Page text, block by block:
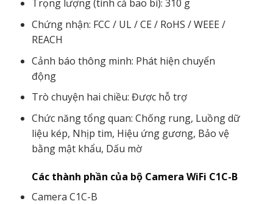
Trọng lượng (tính cả bao bì): 310 g
Chứng nhận: FCC / UL / CE / RoHS / WEEE /
REACH
Cảnh báo thông minh: Phát hiện chuyển
động
Trò chuyện hai chiều: Được hỗ trợ
Chức năng tổng quan: Chống rung, Luồng dữ
liệu kép, Nhịp tim, Hiệu ứng gương, Bảo vệ
bằng mật khẩu, Dấu mờ
Các thành phần của bộ Camera WiFi C1C-B
Camera C1C-B